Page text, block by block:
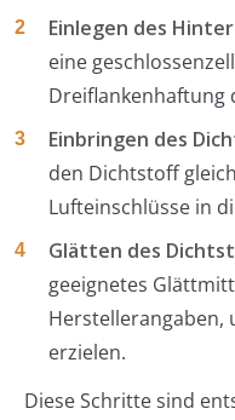
Einlegen des
eine
Dreiflankenhaftung
Einbringen des
den Dichtstoff
Lufteinschlüsse in
Glätten des
geeignetes
Herstellerangaben,
erzielen.
Diese Schritte sind